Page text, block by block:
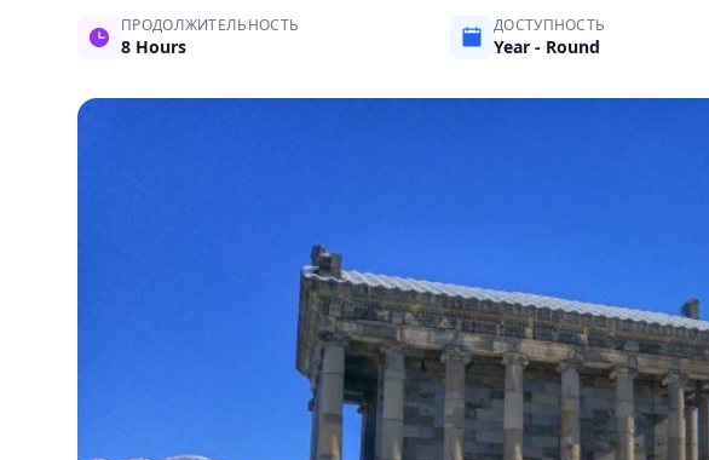
ПРОДОЛЖИТЕЛЬНОСТЬ
8 Hours
ДОСТУПНОСТЬ
Year - Round